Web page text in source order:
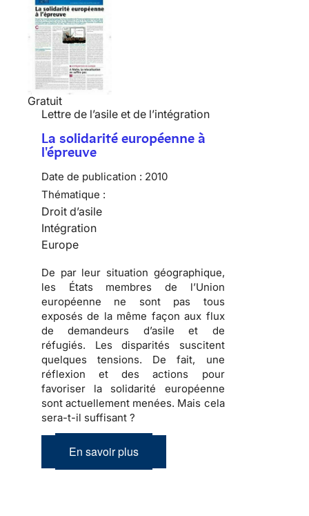
Gratuit
Lettre de l’asile et de l’intégration
La solidarité européenne à
l'épreuve
Date de publication : 2010
Thématique :
Droit d’asile
Intégration
Europe
De par leur situation géographique,
les États membres de l’Union
européenne ne sont pas tous
exposés de la même façon aux flux
de demandeurs d’asile et de
réfugiés. Les disparités suscitent
quelques tensions. De fait, une
réflexion et des actions pour
favoriser la solidarité européenne
sont actuellement menées. Mais cela
sera-t-il suffisant ?
En savoir plus